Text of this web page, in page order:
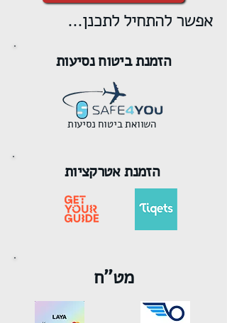
אפשר להתחיל לתכנן...
הזמנת ביטוח נסיעות
השוואת ביטוח נסיעות
הזמנת אטרקציות
מט''ח